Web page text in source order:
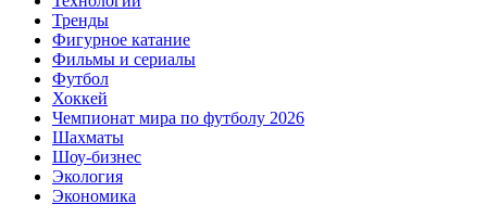
Тренды
Фигурное катание
Фильмы и сериалы
Футбол
Хоккей
Чемпионат мира по футболу 2026
Шахматы
Шоу-бизнес
Экология
Экономика